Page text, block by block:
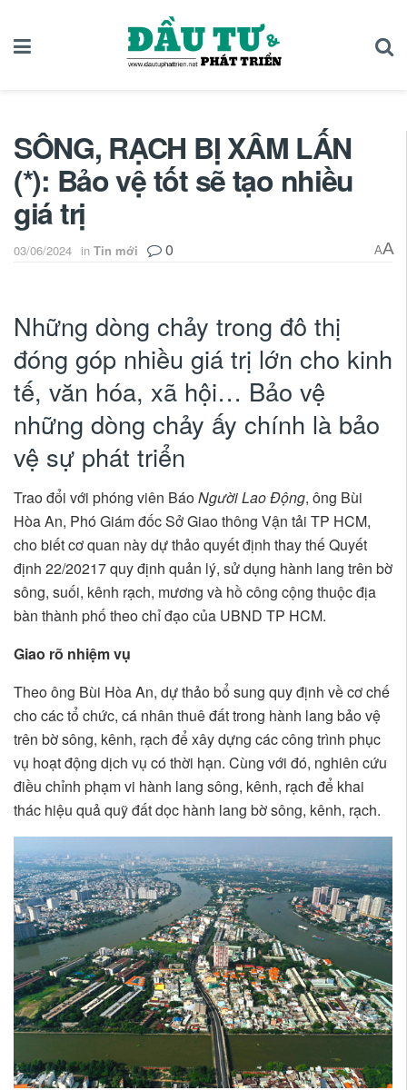
SÔNG, RẠCH BỊ XÂM LẤN
(*): Bảo vệ tốt sẽ tạo nhiều
giá trị
03/06/2024 in Tin mới 0 AA
Những dòng chảy trong đô thị
đóng góp nhiều giá trị lớn cho kinh
tế, văn hóa, xã hội… Bảo vệ
những dòng chảy ấy chính là bảo
vệ sự phát triển
Trao đổi với phóng viên BáoNgười Lao Động, ông Bùi
Hòa An, Phó Giám đốc Sở Giao thông Vận tải TP HCM,
cho biết cơ quan này dự thảo quyết định thay thế Quyết
định 22/20217 quy định quản lý, sử dụng hành lang trên bờ
sông, suối, kênh rạch, mương và hồ công cộng thuộc địa
bàn thành phố theo chỉ đạo của UBND TP HCM.
Giao rõ nhiệm vụ
Theo ông Bùi Hòa An, dự thảo bổ sung quy định về cơ chế
cho các tổ chức, cá nhân thuê đất trong hành lang bảo vệ
trên bờ sông, kênh, rạch để xây dựng các công trình phục
vụ hoạt động dịch vụ có thời hạn. Cùng với đó, nghiên cứu
điều chỉnh phạm vi hành lang sông, kênh, rạch để khai
thác hiệu quả quỹ đất dọc hành lang bờ sông, kênh, rạch.